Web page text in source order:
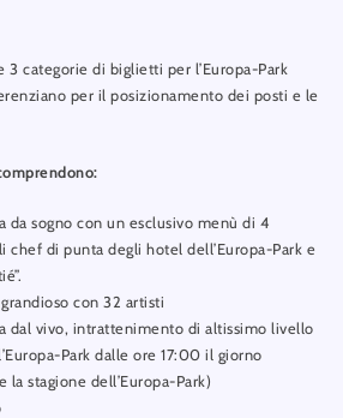
3 categorie di biglietti per l’Europa-Park
per il posizionamento dei posti e le
da sogno con un esclusivo menù di 4
chef di punta degli hotel dell’Europa-Park e
con 32 artisti
dal vivo, intrattenimento di altissimo livello
Park dalle ore 17:00 il giorno
la stagione dell’Europa-Park)